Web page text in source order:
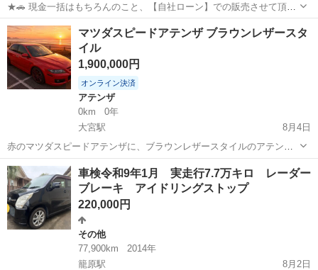
★🚗 現金一括はもちろんのこと、【自社ローン】での販売させて頂い
ております！ 🚗★ " 買い方いろいろ！🎵 " " 安心安全な自社ローン中
古車販売！🎵🎵 " 【🏠カートルズ越谷店🏠】 【🚗 マツ...
埼玉 越谷市 デミオ カートルズ
マツダスピードアテンザ ブラウンレザースタ
イル
1,900,000円
オンライン決済
アテンザ
0km
0年
大宮駅
8月4日
赤のマツダスピードアテンザに、ブラウンレザースタイルのアテンザ
セダンの内装をまるっと入れ替えてあります。 ブラウンレザースタイ
ルにしか設定されていないシートヒーターも、配線をしてありますの
で利用可能です。 3-drive...
埼玉 さいたま市 大宮駅 アテンザ マツダスピード
車検令和9年1月 実走行7.7万キロ レーダー
ブレーキ アイドリングストップ
220,000円
その他
77,900km
2014年
籠原駅
8月2日